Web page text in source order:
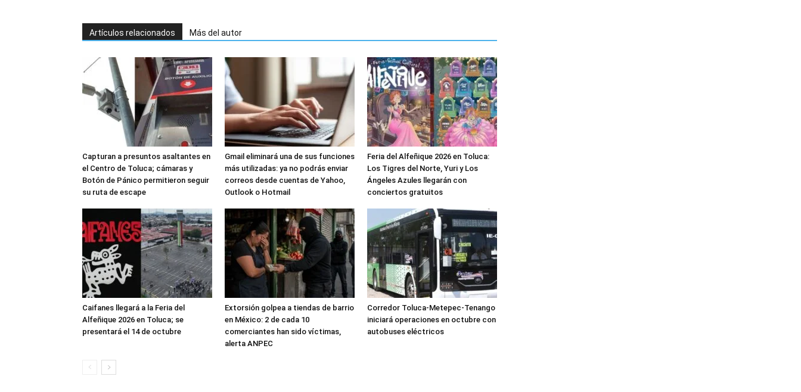
Artículos relacionados Más del autor
Capturan a presuntos asaltantes en
el Centro de Toluca; cámaras y
Botón de Pánico permitieron seguir
su ruta de escape
Gmail eliminará una de sus funciones
más utilizadas: ya no podrás enviar
correos desde cuentas de Yahoo,
Outlook o Hotmail
Feria del Alfeñique 2026 en Toluca:
Los Tigres del Norte, Yuri y Los
Ángeles Azules llegarán con
conciertos gratuitos
Caifanes llegará a la Feria del
Alfeñique 2026 en Toluca; se
presentará el 14 de octubre
Extorsión golpea a tiendas de barrio
en México: 2 de cada 10
comerciantes han sido víctimas,
alerta ANPEC
Corredor Toluca-Metepec-Tenango
iniciará operaciones en octubre con
autobuses eléctricos